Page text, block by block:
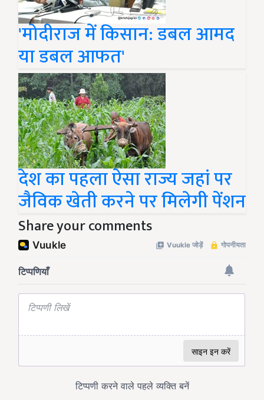
'मोदीराज में किसान: डबल आमद
या डबल आफत'
देश का पहला ऐसा राज्य जहां पर
जैविक खेती करने पर मिलेगी पेंशन
Share your comments